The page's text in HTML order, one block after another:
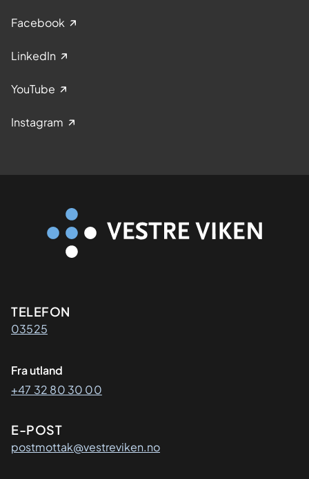
Facebook
LinkedIn
YouTube
Instagram
Kontaktinformasjon
TELEFON
03525
Fra utland
+47 32 80 30 00
E-POST
postmottak@vestreviken.no